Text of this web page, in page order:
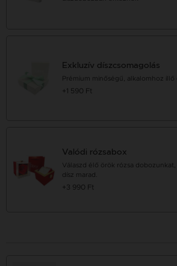
Exkluzív díszcsomagolás
Prémium minőségű, alkalomhoz illő
+1 590 Ft
Valódi rózsabox
Válaszd élő örök rózsa
dísz marad.
+3 990 Ft